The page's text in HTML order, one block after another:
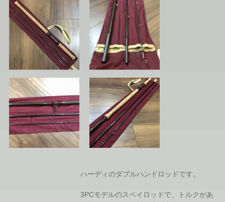
ハーディのダブルハンドロッドです。
3PCモデルのスペイロッドで、トルクがあ